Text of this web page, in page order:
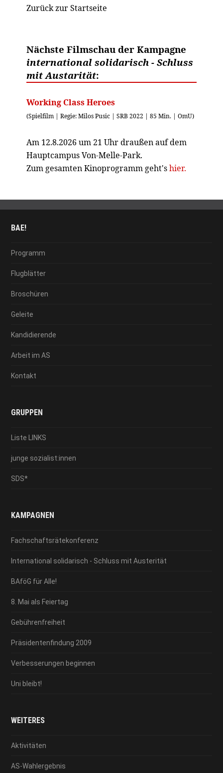
Zurück zur Startseite
Nächste Filmschau der Kampagne
international solidarisch - Schluss
mit Austarität:
Working Class Heroes
(Spielfilm | Regie: Milos Pusic | SRB 2022 | 85 Min. | OmU)
Am 12.8.2026 um 21 Uhr draußen auf dem
Hauptcampus Von-Melle-Park.
Zum gesamten Kinoprogramm geht'shier.
BAE!
Programm
Flugblätter
Broschüren
Geleite
Kandidierende
Arbeit im AS
Kontakt
GRUPPEN
Liste LINKS
junge sozialist:innen
SDS*
KAMPAGNEN
Fachschaftsrätekonferenz
International solidarisch - Schluss mit Austerität
BAföG für Alle!
8. Mai als Feiertag
Gebührenfreiheit
Präsidentenfindung 2009
Verbesserungen beginnen
Uni bleibt!
WEITERES
Aktivitäten
AS-Wahlergebnis